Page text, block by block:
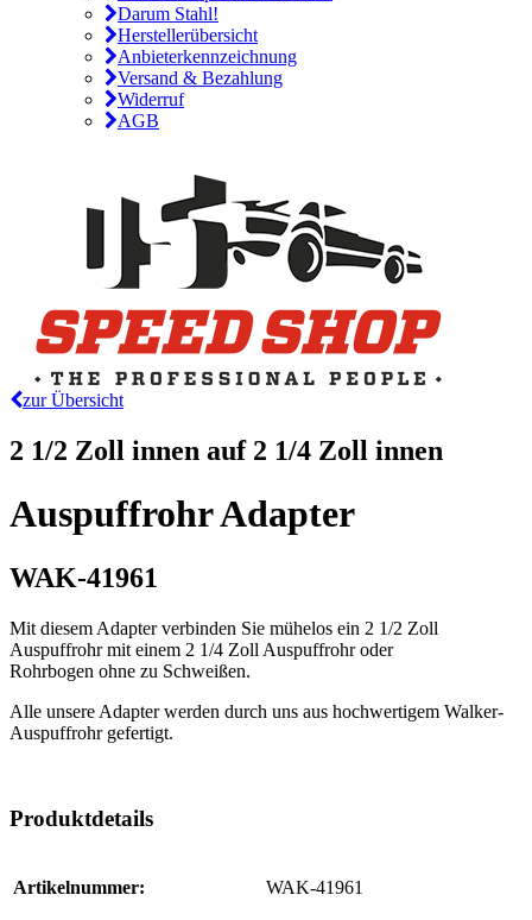
Darum Stahl!
Herstellerübersicht
Anbieterkennzeichnung
Versand & Bezahlung
Widerruf
AGB
zur Übersicht
2 1/2 Zoll innen auf 2 1/4 Zoll innen
Auspuffrohr Adapter
WAK-41961
Mit diesem Adapter verbinden Sie mühelos ein 2 1/2 Zoll
Auspuffrohr mit einem 2 1/4 Zoll Auspuffrohr oder
Rohrbogen ohne zu Schweißen.
Alle unsere Adapter werden durch uns aus hochwertigem Walker-
Auspuffrohr gefertigt.
Produktdetails
Artikelnummer: WAK-41961